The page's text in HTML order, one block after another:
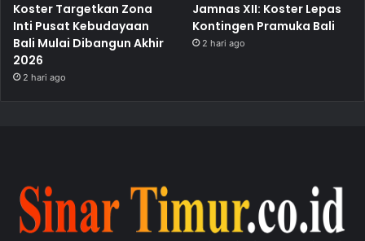
Koster Targetkan Zona
Inti Pusat Kebudayaan
Bali Mulai Dibangun Akhir
2026
2 hari ago
Jamnas XII: Koster Lepas
Kontingen Pramuka Bali
2 hari ago